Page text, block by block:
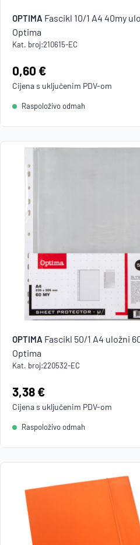
OPTIMA Fascikl 10/1 A4 40my
Optima
Kat. broj:210615-EC
Cijena:
0,60 €
Cijena s uključenim PDV-om
Raspoloživo odmah
OPTIMA Fascikl 50/1 A4 uložni
Optima
Kat. broj:220532-EC
Cijena:
3,38 €
Cijena s uključenim PDV-om
Raspoloživo odmah